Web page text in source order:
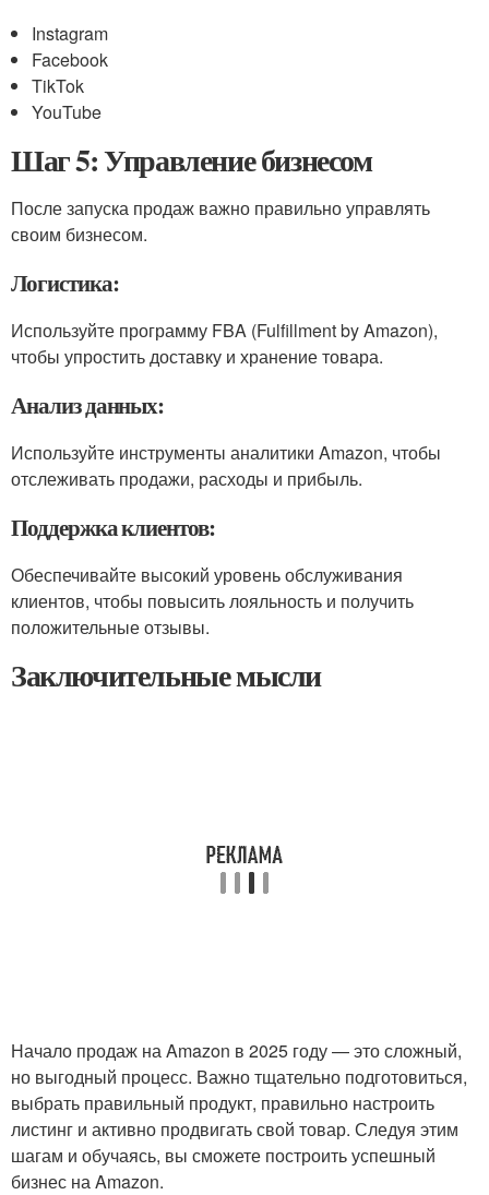
Instagram
Facebook
TikTok
YouTube
Шаг 5: Управление бизнесом
После запуска продаж важно правильно управлять
своим бизнесом.
Логистика:
Используйте программу FBA (Fulfillment by Amazon),
чтобы упростить доставку и хранение товара.
Анализ данных:
Используйте инструменты аналитики Amazon, чтобы
отслеживать продажи, расходы и прибыль.
Поддержка клиентов:
Обеспечивайте высокий уровень обслуживания
клиентов, чтобы повысить лояльность и получить
положительные отзывы.
Заключительные мысли
Начало продаж на Amazon в 2025 году — это сложный,
но выгодный процесс. Важно тщательно подготовиться,
выбрать правильный продукт, правильно настроить
листинг и активно продвигать свой товар. Следуя этим
шагам и обучаясь, вы сможете построить успешный
бизнес на Amazon.